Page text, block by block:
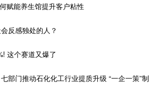
赋能养生馆提升客户粘性
反感独处的人？
这个赛道又爆了
部门推动石化化工行业提质升级 “一企一策”制